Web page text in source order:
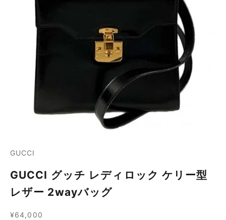
GUCCI
GUCCI グッチ レディロック ケリー型
レザー 2wayバッグ
セール価格
¥64,000